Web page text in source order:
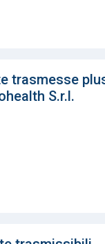
trasmesse
S.r.l.